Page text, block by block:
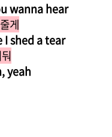
wanna hear
게
I shed a tear
yeah